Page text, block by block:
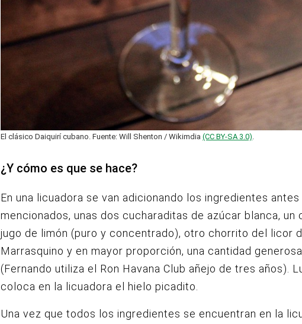
El clásico Daiquirí cubano. Fuente: Will Shenton / Wikimdia (CC BY-SA 3.0).
¿Y cómo es que se hace?
En una licuadora se van adicionando los ingredientes antes
mencionados, unas dos cucharaditas de azúcar blanca, un
jugo de limón (puro y concentrado), otro chorrito del licor
Marrasquino y en mayor proporción, una cantidad
(Fernando utiliza el Ron Havana Club añejo de tres años).
coloca en la licuadora el hielo picadito.
Una vez que todos los ingredientes se encuentran en la